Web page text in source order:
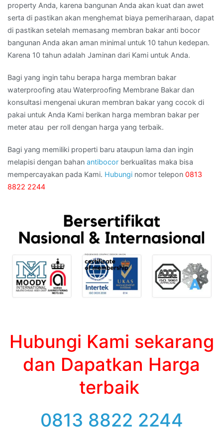
property Anda, karena bangunan Anda akan kuat dan awet
serta di pastikan akan menghemat biaya pemeriharaan, dapat
di pastikan setelah memasang membran bakar anti bocor
bangunan Anda akan aman minimal untuk 10 tahun kedepan.
Karena 10 tahun adalah Jaminan dari Kami untuk Anda.
Bagi yang ingin tahu berapa harga membran bakar
waterproofing atau Waterproofing Membrane Bakar dan
konsultasi mengenai ukuran membran bakar yang cocok di
pakai untuk Anda Kami berikan harga membran bakar per
meter atau per roll dengan harga yang terbaik.
Bagi yang memiliki properti baru ataupun lama dan ingin
melapisi dengan bahan antibocor berkualitas maka bisa
mempercayakan pada Kami. Hubungi nomor telepon 0813
8822 2244
Hubungi Kami sekarang
dan Dapatkan Harga
terbaik
0813 8822 2244